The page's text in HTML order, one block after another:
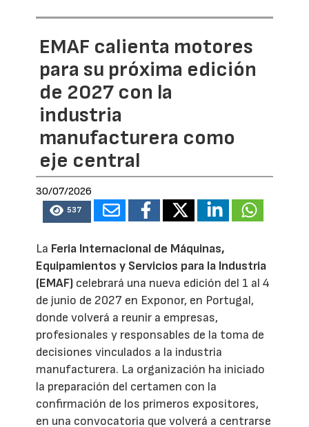
EMAF calienta motores
para su próxima edición
de 2027 con la
industria
manufacturera como
eje central
30/07/2026
537
La Feria Internacional de Máquinas,
Equipamientos y Servicios para la Industria
(EMAF) celebrará una nueva edición del 1 al 4
de junio de 2027 en Exponor, en Portugal,
donde volverá a reunir a empresas,
profesionales y responsables de la toma de
decisiones vinculados a la industria
manufacturera. La organización ha iniciado
la preparación del certamen con la
confirmación de los primeros expositores,
en una convocatoria que volverá a centrarse